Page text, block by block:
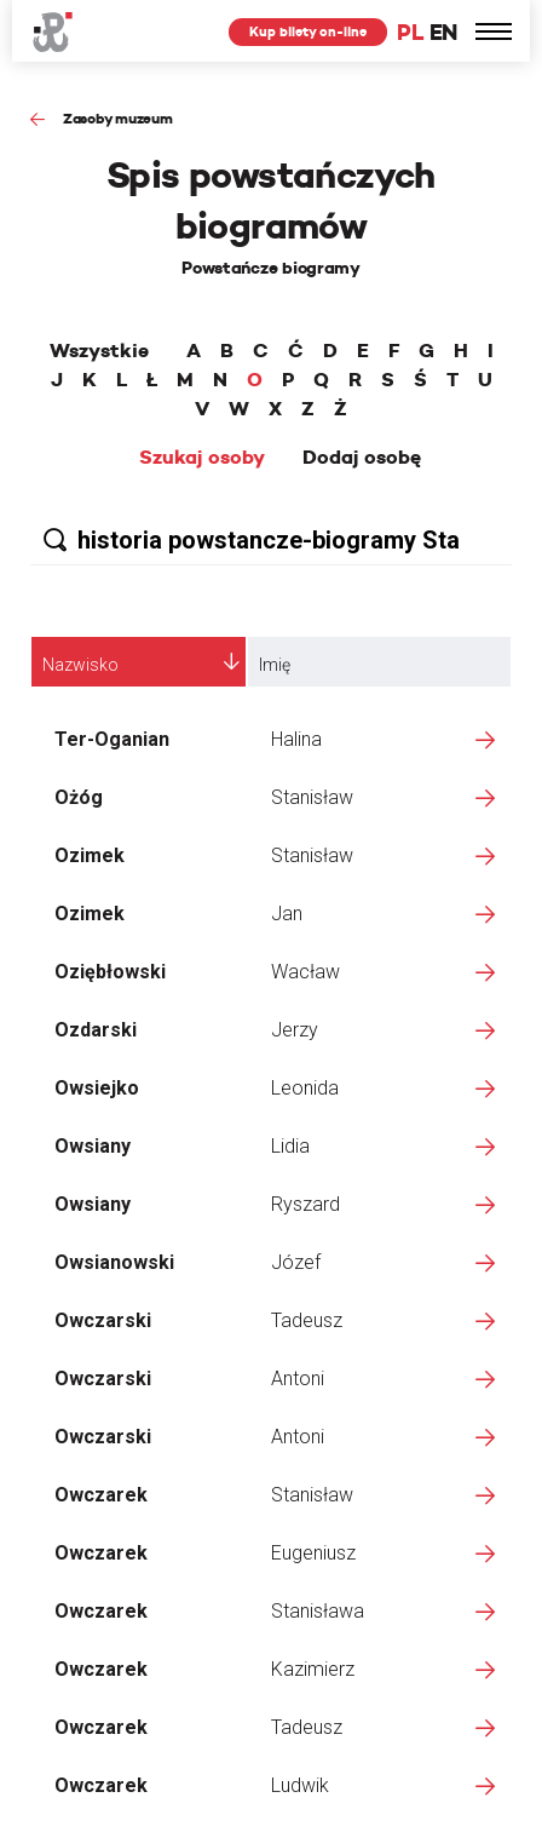
PL EN
Kup bilety on-line
Zasoby muzeum
Spis powstańczych
biogramów
Powstańcze biogramy
Wszystkie A B C Ć D E F G H
I
J
K L Ł M N O P Q R S Ś T
U
V
W X Z
Ż
Szukaj osoby
Dodaj osobę
Nazwisko Imię
Ter-Oganian Halina
Ożóg Stanisław
Ozimek Stanisław
Ozimek Jan
Oziębłowski Wacław
Ozdarski Jerzy
Owsiejko Leonida
Owsiany Lidia
Owsiany Ryszard
Owsianowski Józef
Owczarski Tadeusz
Owczarski Antoni
Owczarski Antoni
Owczarek Stanisław
Owczarek Eugeniusz
Owczarek Stanisława
Owczarek Kazimierz
Owczarek Tadeusz
Owczarek Ludwik